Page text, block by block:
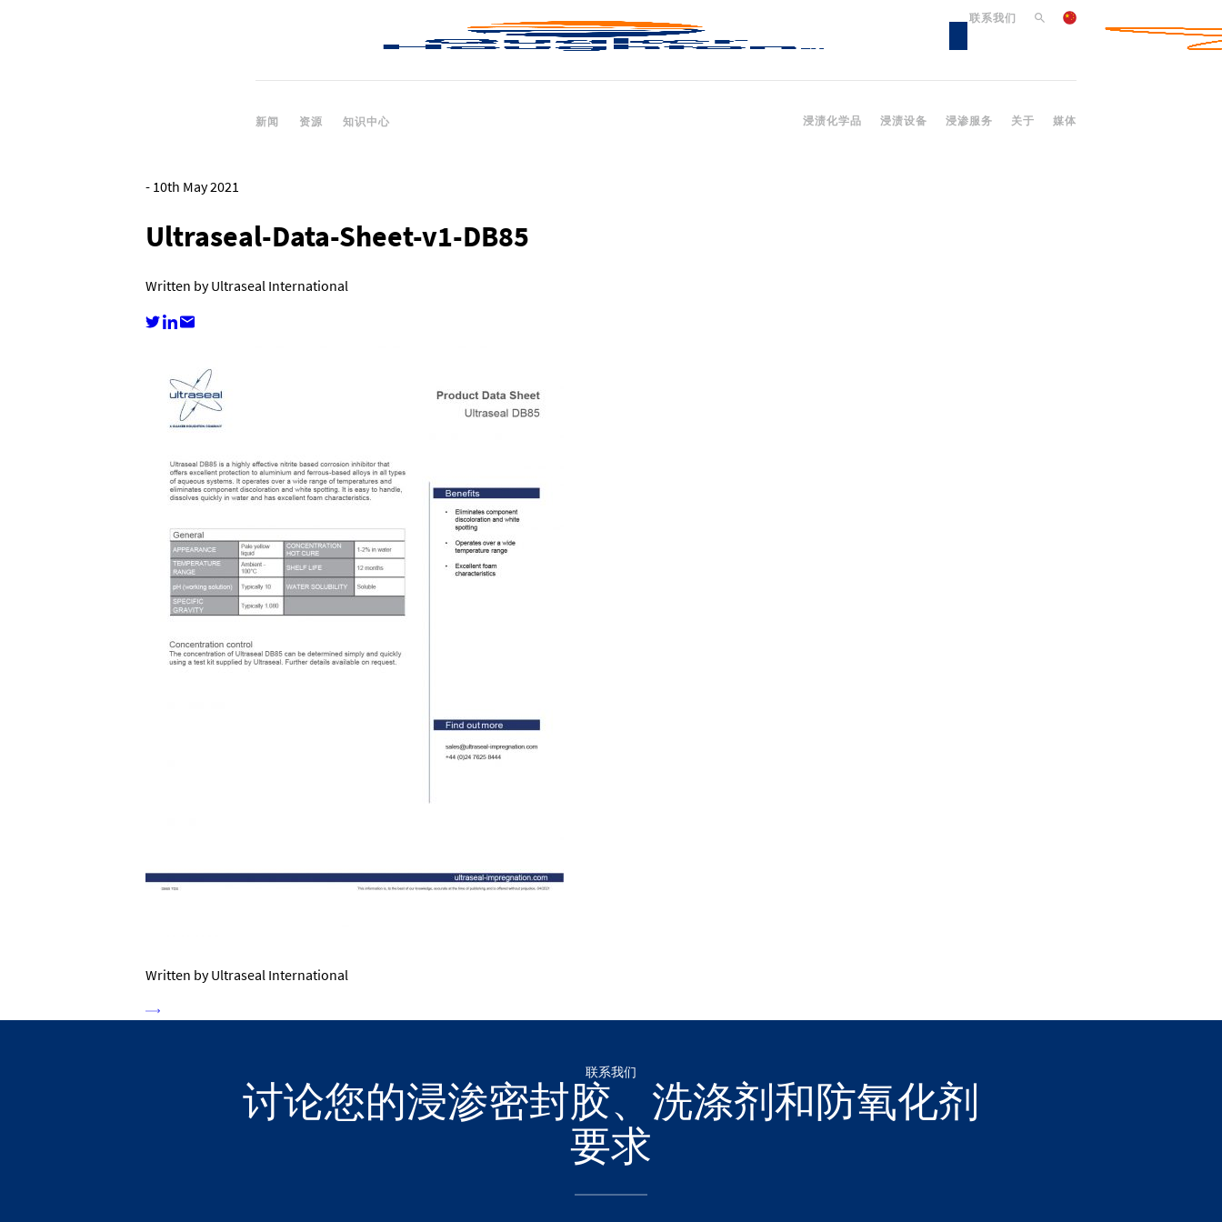
浸渍化学品 浸渍设备 浸渗服务 关于 媒体
联系我们
新闻 资源 知识中心
-10th May 2021
Ultraseal-Data-Sheet-v1-DB85
Written by Ultraseal International
Written by Ultraseal International
联系我们
讨论您的浸渗密封胶、洗涤剂和防氧化剂
要求